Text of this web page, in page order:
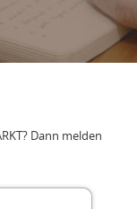
Dann melden